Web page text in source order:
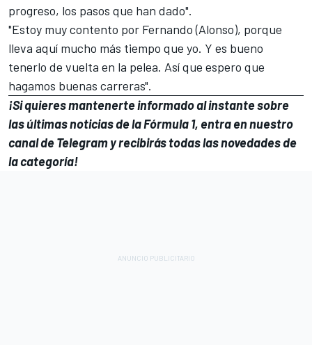
progreso, los pasos que han dado".
"Estoy muy contento por Fernando (Alonso), porque
lleva aquí mucho más tiempo que yo. Y es bueno
tenerlo de vuelta en la pelea. Así que espero que
hagamos buenas carreras".
¡Si quieres mantenerte informado al instante sobre
las últimas noticias de la Fórmula 1, entra ennuestro
canal de Telegramy recibirás todas las novedades de
la categoría!